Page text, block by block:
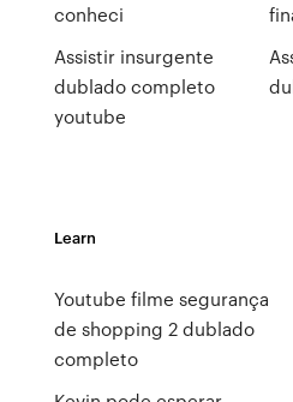
conheci
Assistir insurgente
dublado completo
youtube
Learn
Youtube filme segurança
de shopping 2 dublado
completo